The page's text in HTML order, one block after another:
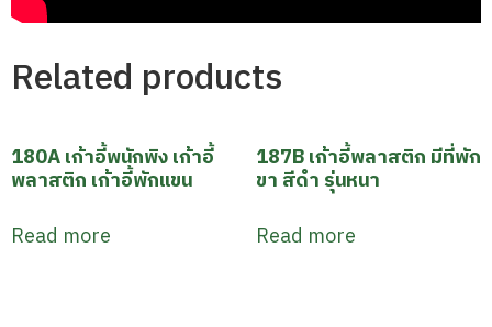
Related products
180A เก้าอี้พนักพิง เก้าอี้
พลาสติก เก้าอี้พักแขน
Read more
187B เก้าอี้พลาสติก มีที่พัก
ขา สีดำ รุ่นหนา
Read more